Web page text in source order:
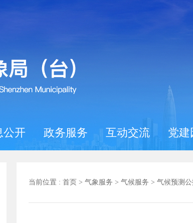
公开 政务服务 互动交流 党建
当前位置 : 首页 > 气象服务 > 气候服务 > 气候预测公